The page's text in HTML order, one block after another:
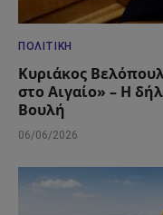
ΠΟΛΙΤΙΚΉ
Κυριάκος
στο Αιγαίο» – Η
Βουλή
06/06/2026